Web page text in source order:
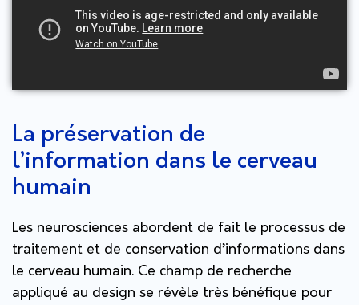
La préservation de
l’information dans le cerveau
humain
Les neurosciences abordent de fait le processus de
traitement et de conservation d’informations dans
le cerveau humain. Ce champ de recherche
appliqué au design se révèle très bénéfique pour